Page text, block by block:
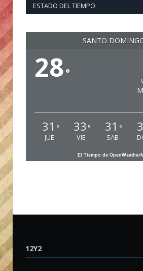
ESTADO DEL TIEMPO
SANTO
28°
31 °
JUE
33 °
VIE
31 °
SAB
El Tiempo de
12Y2